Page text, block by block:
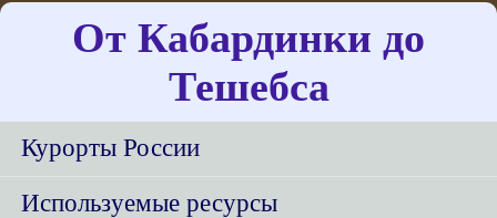
От Кабардинки до
Тешебса
Курорты России
Используемые ресурсы